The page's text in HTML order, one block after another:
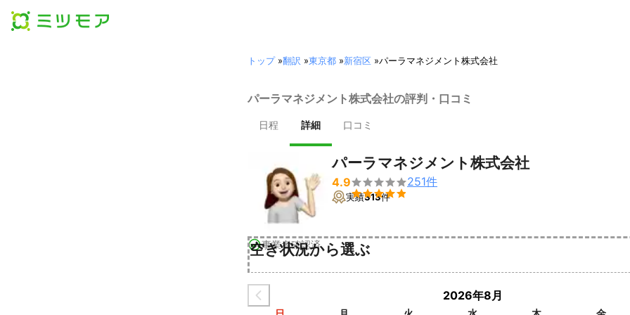
トップ»翻訳 »東京都 »新宿区 »パーラマネジメント株式会社
パーラマネジメント株式会社の評判・口コミ
日程 詳細 口コミ
事業者確認済
パーラマネジメント株式会社
4.9

251件
実績313件
空き状況から選ぶ
2026年8月